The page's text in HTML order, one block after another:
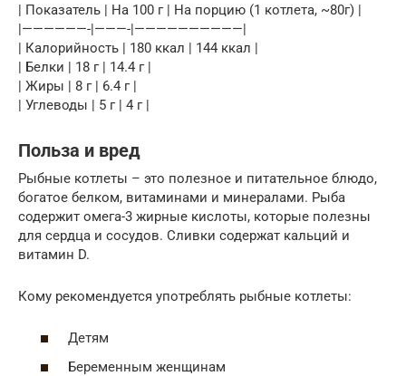
| Показатель | На 100 г | На порцию (1 котлета, ~80г) |
|——————-|———-|——————————|
| Калорийность | 180 ккал | 144 ккал |
| Белки | 18 г | 14.4 г |
| Жиры | 8 г | 6.4 г |
| Углеводы | 5 г | 4 г |
Польза и вред
Рыбные котлеты – это полезное и питательное блюдо,
богатое белком, витаминами и минералами. Рыба
содержит омега-3 жирные кислоты, которые полезны
для сердца и сосудов. Сливки содержат кальций и
витамин D.
Кому рекомендуется употреблять рыбные котлеты:
Детям
Беременным женщинам